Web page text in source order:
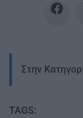
Στην
TAGS: